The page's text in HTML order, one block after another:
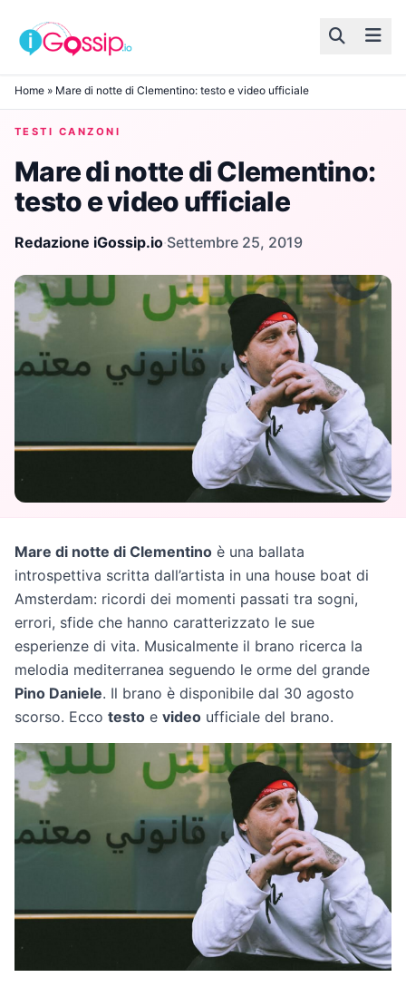
Skip to content
Home » Mare di notte di Clementino: testo e video ufficiale
TESTI CANZONI
Mare di notte di Clementino:
testo e video ufficiale
Redazione iGossip.io·Settembre 25, 2019
Mare di notte di Clementino è una ballata
introspettiva scritta dall’artista in una house boat di
Amsterdam: ricordi dei momenti passati tra sogni,
errori, sfide che hanno caratterizzato le sue
esperienze di vita. Musicalmente il brano ricerca la
melodia mediterranea seguendo le orme del grande
Pino Daniele. Il brano è disponibile dal 30 agosto
scorso. Ecco testo e video ufficiale del brano.